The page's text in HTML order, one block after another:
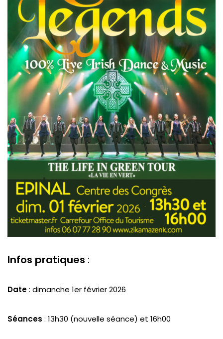
Infos pratiques :
Date: dimanche 1er février 2026
Séances : 13h30 (nouvelle séance) et 16h00